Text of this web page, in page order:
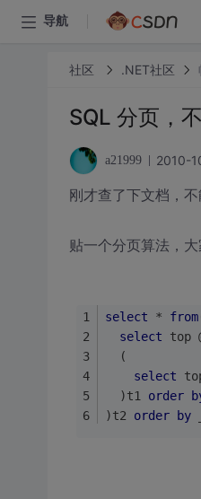
导航
社区 .NET社区
SQL 分页，
a21999 2010-
刚才查了下文档，
贴一个分页算法，
select * from
select top
  (
select
  )t1
order
)t2 order by